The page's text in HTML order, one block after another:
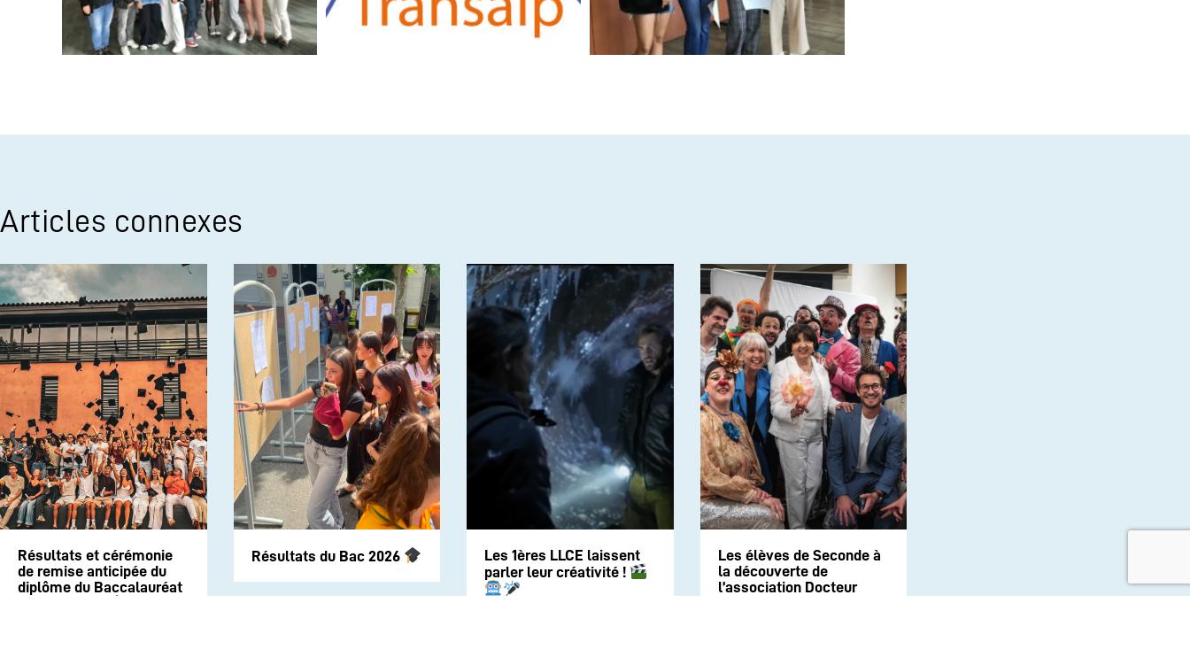
Articles connexes
Résultats et cérémonie
de remise anticipée du
diplôme du Baccalauréat
Résultats du Bac 2026
Les 1ères LLCE laissent
parler leur créativité !
Les élèves de Seconde à
la découverte de
l’association Docteur